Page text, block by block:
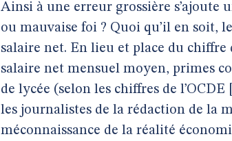
Ainsi à une erreur grossière s’ajoute
ou mauvaise foi ? Quoi qu’il en soit,
salaire net. En lieu et place du
salaire net mensuel moyen, primes
de lycée (selon les chiffres de l’OCDE
les journalistes de la rédaction de la
méconnaissance de la réalité